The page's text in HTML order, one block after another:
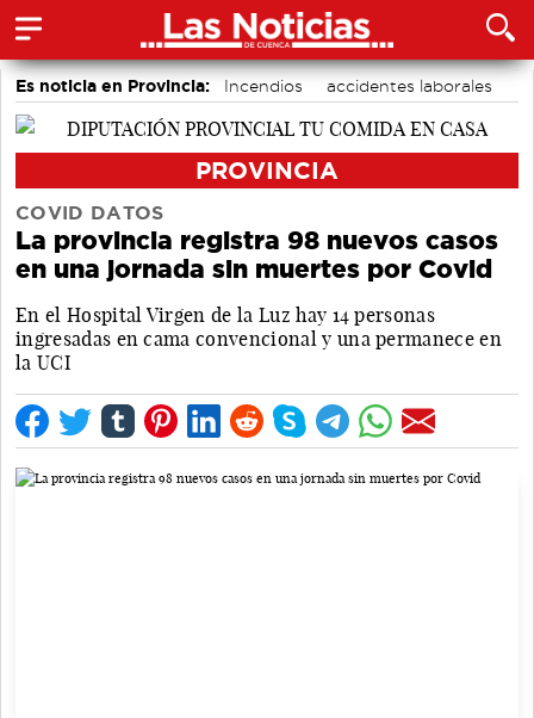
Es noticia en Provincia: Incendios
accidentes laborales
Medio Ambiente
PROVINCIA
COVID DATOS
La provincia registra 98 nuevos casos
en una jornada sin muertes por Covid
En el Hospital Virgen de la Luz hay 14 personas
ingresadas en cama convencional y una permanece en
la UCI